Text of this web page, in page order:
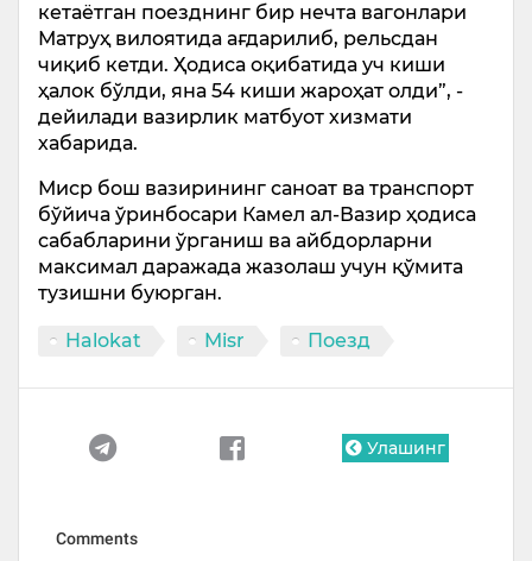
кетаётган поезднинг бир нечта вагонлари
Матруҳ вилоятида ағдарилиб, рельсдан
чиқиб кетди. Ҳодиса оқибатида уч киши
ҳалок бўлди, яна 54 киши жароҳат олди”, -
дейилади вазирлик матбуот хизмати
хабарида.
Миср бош вазирининг саноат ва транспорт
бўйича ўринбосари Камел ал-Вазир ҳодиса
сабабларини ўрганиш ва айбдорларни
максимал даражада жазолаш учун қўмита
тузишни буюрган.
Halokat Misr Поезд
Улашинг